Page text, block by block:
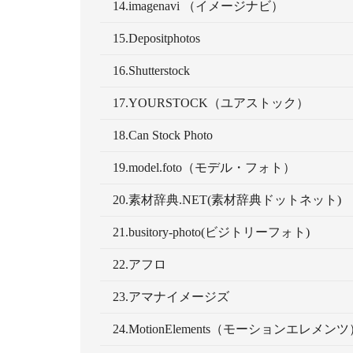
14.imagenavi （イメージナビ）
15.Depositphotos
16.Shutterstock
17.YOURSTOCK（ユアストック）
18.Can Stock Photo
19.model.foto（モデル・フォト）
20.素材辞典.NET(素材辞典ドットネット)
21.busitory-photo(ビジトリーフォト)
22.アフロ
23.アマナイメージズ
24.MotionElements（モーションエレメンツ